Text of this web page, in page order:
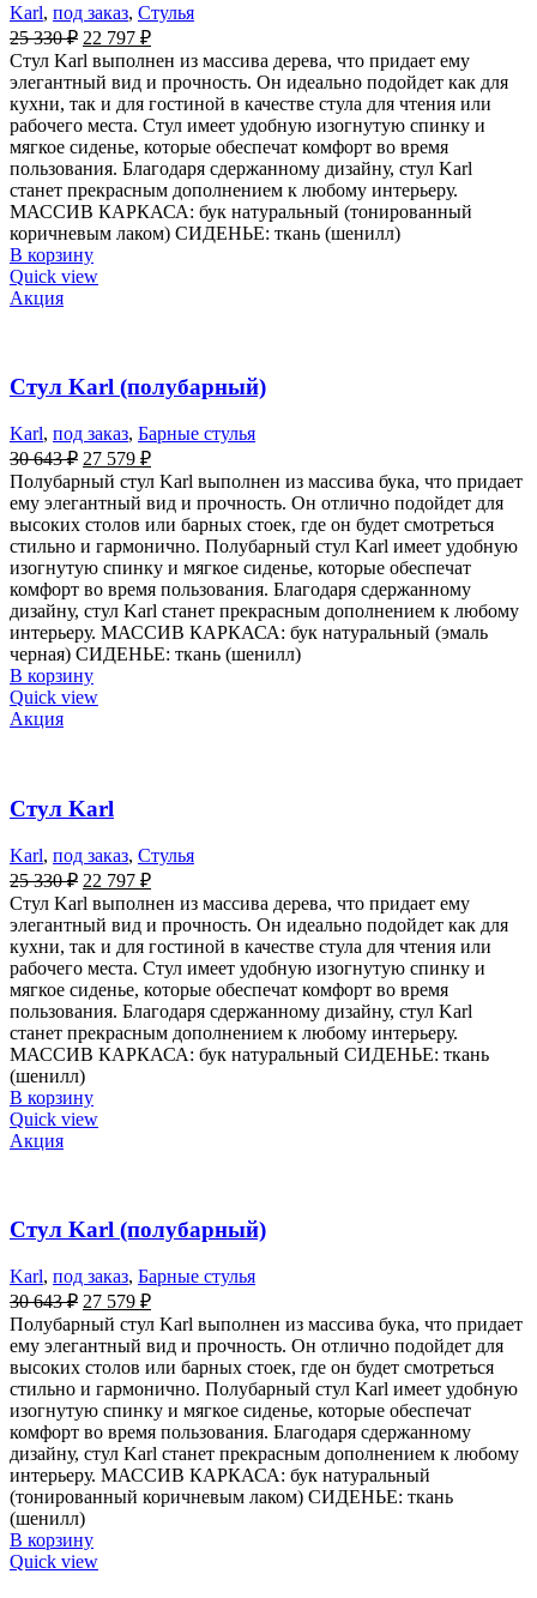
Karl, под заказ, Стулья
25 330₽ 22 797 ₽
Стул Karl выполнен из массива дерева, что придает ему
элегантный вид и прочность. Он идеально подойдет как для
кухни, так и для гостиной в качестве стула для чтения или
рабочего места. Стул имеет удобную изогнутую спинку и
мягкое сиденье, которые обеспечат комфорт во время
пользования. Благодаря сдержанному дизайну, стул Karl
станет прекрасным дополнением к любому интерьеру.
МАССИВ КАРКАСА: бук натуральный (тонированный
коричневым лаком) СИДЕНЬЕ: ткань (шенилл)
В корзину
Quick view
Акция
Стул Karl (полубарный)
Karl, под заказ, Барные стулья
30 643₽ 27 579 ₽
Полубарный стул Karl выполнен из массива бука, что придает
ему элегантный вид и прочность. Он отлично подойдет для
высоких столов или барных стоек, где он будет смотреться
стильно и гармонично. Полубарный стул Karl имеет удобную
изогнутую спинку и мягкое сиденье, которые обеспечат
комфорт во время пользования. Благодаря сдержанному
дизайну, стул Karl станет прекрасным дополнением к любому
интерьеру. МАССИВ КАРКАСА: бук натуральный (эмаль
черная) СИДЕНЬЕ: ткань (шенилл)
В корзину
Quick view
Акция
Стул Karl
Karl, под заказ, Стулья
25 330₽ 22 797 ₽
Стул Karl выполнен из массива дерева, что придает ему
элегантный вид и прочность. Он идеально подойдет как для
кухни, так и для гостиной в качестве стула для чтения или
рабочего места. Стул имеет удобную изогнутую спинку и
мягкое сиденье, которые обеспечат комфорт во время
пользования. Благодаря сдержанному дизайну, стул Karl
станет прекрасным дополнением к любому интерьеру.
МАССИВ КАРКАСА: бук натуральный СИДЕНЬЕ: ткань
(шенилл)
В корзину
Quick view
Акция
Стул Karl (полубарный)
Karl, под заказ, Барные стулья
30 643₽ 27 579 ₽
Полубарный стул Karl выполнен из массива бука, что придает
ему элегантный вид и прочность. Он отлично подойдет для
высоких столов или барных стоек, где он будет смотреться
стильно и гармонично. Полубарный стул Karl имеет удобную
изогнутую спинку и мягкое сиденье, которые обеспечат
комфорт во время пользования. Благодаря сдержанному
дизайну, стул Karl станет прекрасным дополнением к любому
интерьеру. МАССИВ КАРКАСА: бук натуральный
(тонированный коричневым лаком) СИДЕНЬЕ: ткань
(шенилл)
В корзину
Quick view